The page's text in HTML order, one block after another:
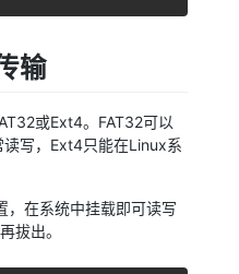
输
或Ext4。FAT32可以
写，Ext4只能在Linux系
，在系统中挂载即可读写
拔出。